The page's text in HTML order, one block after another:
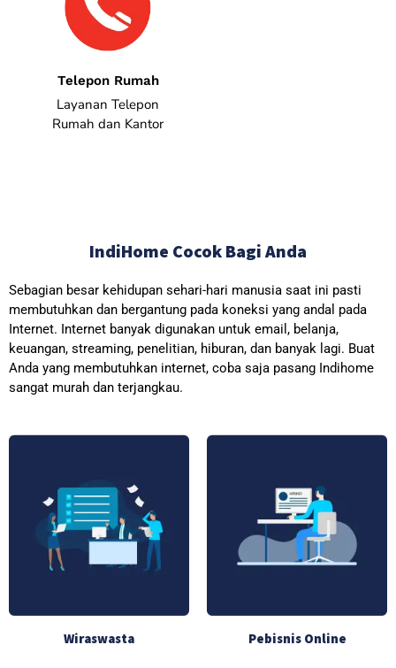
Telepon Rumah
Layanan Telepon
Rumah dan Kantor
IndiHome Cocok Bagi Anda
Sebagian besar kehidupan sehari-hari manusia saat ini pasti
membutuhkan dan bergantung pada koneksi yang andal pada
Internet. Internet banyak digunakan untuk email, belanja,
keuangan, streaming, penelitian, hiburan, dan banyak lagi. Buat
Anda yang membutuhkan internet, coba saja pasang Indihome
sangat murah dan terjangkau.
Wiraswasta Pebisnis Online